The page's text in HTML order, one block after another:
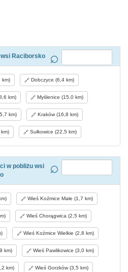
Raciborsko
km) Dobczyce (6,4 km)
km) Myślenice (15,0 km)
km) Kraków (16,8 km)
Sułkowice (22,5 km)
w pobliżu wsi
Wieś Koźmice Małe (1,7 km)
Wieś Chorągwica (2,5 km)
Wieś Koźmice Wielkie (2,8 km)
km) Wieś Pawlikowice (3,0 km)
km) Wieś Gorzków (3,5 km)